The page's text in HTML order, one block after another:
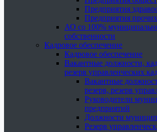
Предприятия
Предприятия
АО со 100%
собственности
Кадровое обеспечение
Кадровое обеспечение
Вакантные должности,
резерв управленческих
Вакантные
резерв, резерв
Руководители
предприятий
Должности
Резерв